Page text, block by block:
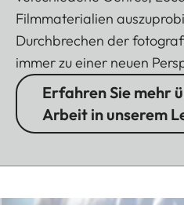
Filmmaterialien
Durchbrechen der
immer zu einer neuen
Erfahren Sie mehr
Arbeit in unserem